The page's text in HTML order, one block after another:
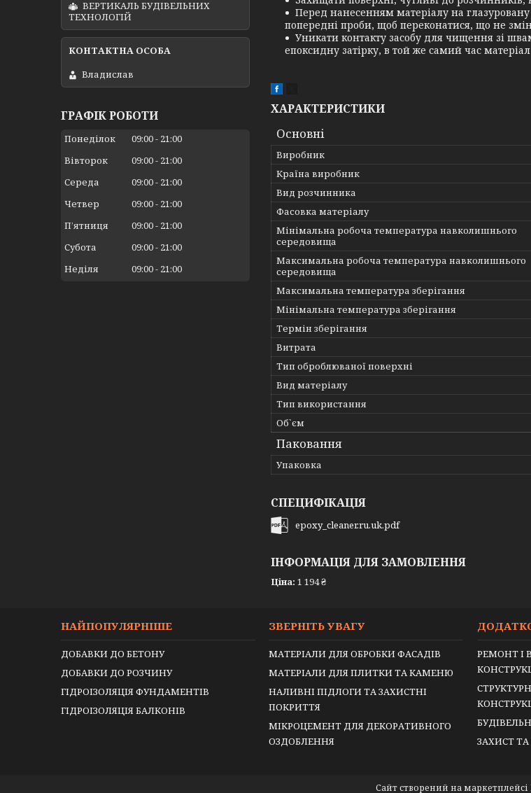
Перед нанесенням матеріалу на
попередні проби, щоб переконатися, що не
Уникати контакту засобу для чищення зі
епоксидну затірку, в той же самий час
ХАРАКТЕРИСТИКИ
Основні
Виробник
Країна виробник
Вид розчинника
Фасовка матеріалу
Мінімальна робоча температура навколишнього
середовища
Максимальна робоча температура навколишнього
середовища
Максимальна температура зберігання
Мінімальна температура зберігання
Термін зберігання
Витрата
Тип оброблюваної поверхні
Вид матеріалу
Тип використання
Об`єм
Паковання
Упаковка
СПЕЦИФІКАЦІЯ
epoxy_cleaner.ru.uk.pdf
ІНФОРМАЦІЯ ДЛЯ ЗАМОВЛЕННЯ
Ціна: 1 194 ₴
ВЕРТИКАЛЬ БУДІВЕЛЬНИХ
ТЕХНОЛОГІЙ
Владислав
ГРАФІК РОБОТИ
Понеділок 09:00
21:00
Вівторок
09:00
21:00
Середа
09:00
21:00
Четвер
09:00
21:00
Пʼятниця
09:00
21:00
Субота
09:00
21:00
Неділя
09:00 21:00
НАЙПОПУЛЯРНІШЕ
ДОБАВКИ ДО БЕТОНУ
ДОБАВКИ ДО РОЗЧИНУ
ГІДРОІЗОЛЯЦІЯ ФУНДАМЕНТІВ
ГІДРОІЗОЛЯЦІЯ БАЛКОНІВ
ЗВЕРНІТЬ УВАГУ
МАТЕРІАЛИ ДЛЯ ОБРОБКИ ФАСАДІВ
МАТЕРІАЛИ ДЛЯ ПЛИТКИ ТА КАМЕНЮ
НАЛИВНІ ПІДЛОГИ ТА ЗАХИСТНІ
ПОКРИТТЯ
МІКРОЦЕМЕНТ ДЛЯ ДЕКОРАТИВНОГО
ОЗДОБЛЕННЯ
РЕМОНТ І
ЗАХИСТ
Сайт створений на маркетплейсі